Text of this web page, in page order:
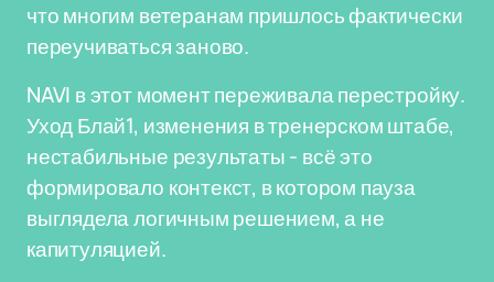
что многим ветеранам пришлось фактически
переучиваться заново.
NAVI в этот момент переживала перестройку.
Уход Блай1, изменения в тренерском штабе,
нестабильные результаты - всё это
формировало контекст, в котором пауза
выглядела логичным решением, а не
капитуляцией.